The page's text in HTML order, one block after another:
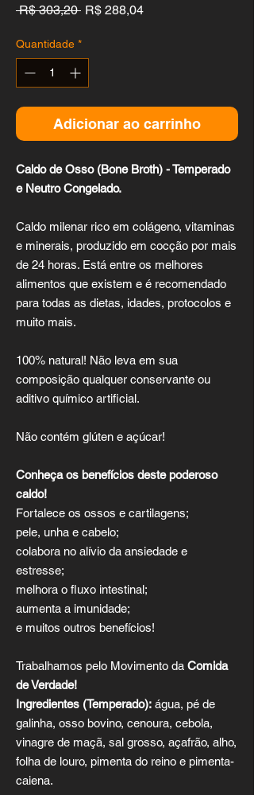
R$ 303,20 Preço
R$ 288,04Preço
Quantidade *
Adicionar ao carrinho
Caldo de Osso (Bone Broth) - Temperado
e Neutro Congelado.
Caldo milenar rico em colágeno, vitaminas
e minerais, produzido em cocção por mais
de 24 horas. Está entre os melhores
alimentos que existem e é recomendado
para todas as dietas, idades, protocolos e
muito mais.
100% natural! Não leva em sua
composição qualquer conservante ou
aditivo químico artificial.
Não contém glúten e açúcar!
Conheça os benefícios deste poderoso
caldo!
Fortalece os ossos e cartilagens;
pele, unha e cabelo;
colabora no alívio da ansiedade e
estresse;
melhora o fluxo intestinal;
aumenta a imunidade;
e muitos outros benefícios!
Trabalhamos pelo Movimento da Comida
de Verdade!
Ingredientes (Temperado): água, pé de
galinha, osso bovino, cenoura, cebola,
vinagre de maçã, sal grosso, açafrão, alho,
folha de louro, pimenta do reino e pimenta-
caiena.